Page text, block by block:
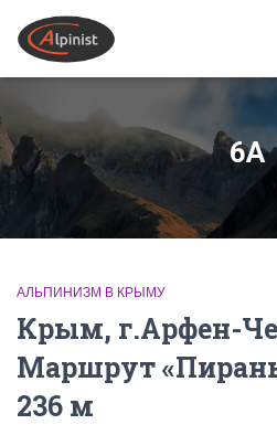
6А
АЛЬПИНИЗМ В КРЫМУ
Крым, г.Арфен-
Маршрут
236 м